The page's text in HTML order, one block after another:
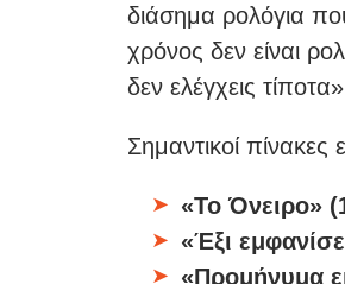
διάσημα ρολόγια
χρόνος δεν είναι
δεν ελέγχεις
Σημαντικοί πίνακες
«Το Όνειρο»
«Έξι
«Προμήνυμα